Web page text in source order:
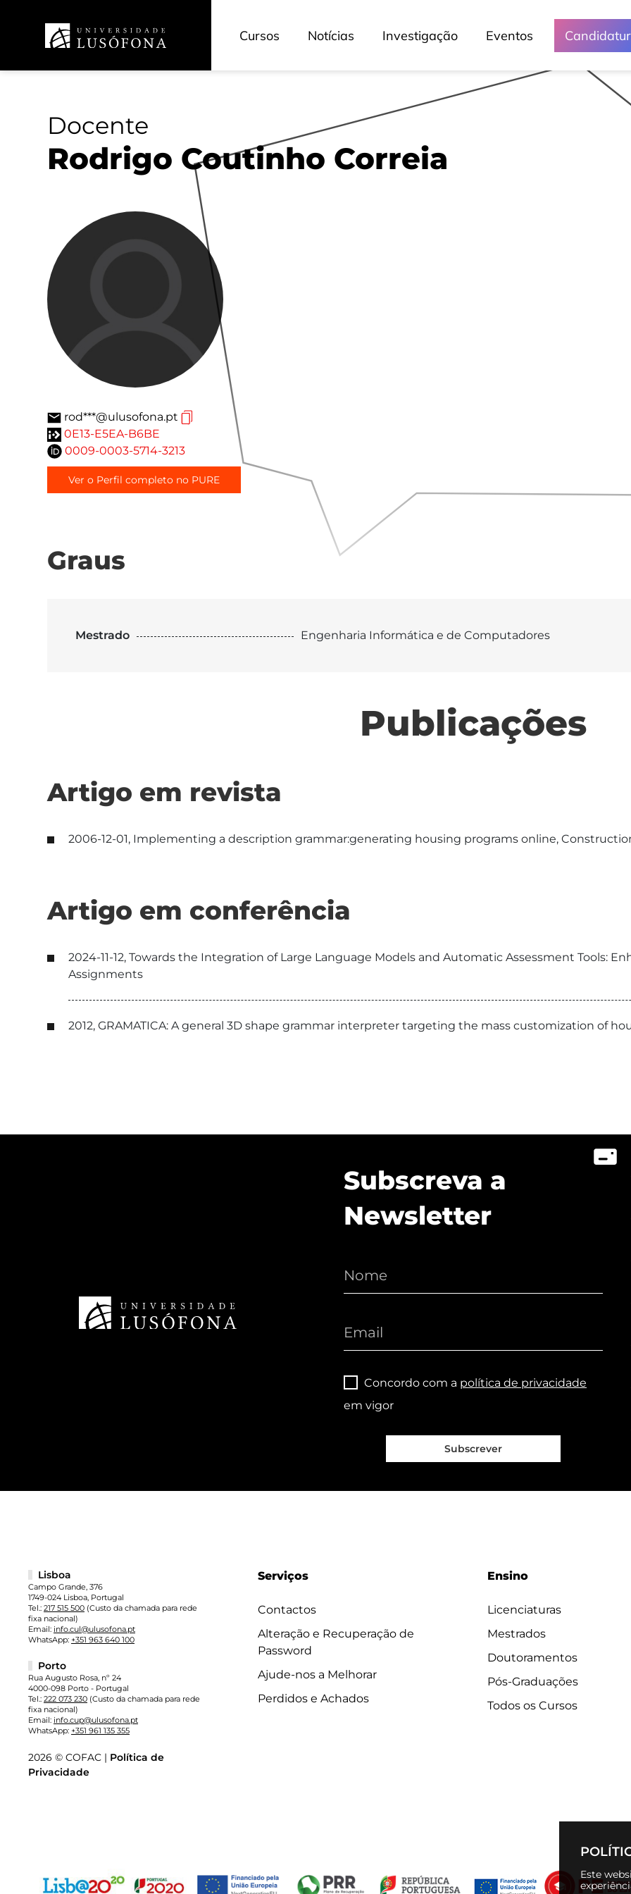
Cursos Notícias Investigação Eventos
Docente
Rodrigo Coutinho Correia
rod***@ulusofona.pt
0E13-E5EA-B6BE
0009-0003-5714-3213
Ver o Perfil completo no PURE
Graus
Mestrado Engenharia Informática e de Computadores
Publicações
Artigo em revista
2006-12-01, Implementing a description grammar:generating housing programs online,
Artigo em conferência
2024-11-12, Towards the Integration of Large Language Models and Automatic Assessment Tools:
Assignments
2012, GRAMATICA: A general 3D shape grammar interpreter targeting the mass customization of
Este
Subscreva a
Newsletter
Concordo com a política de privacidade
em vigor
Subscrever
Serviços
Contactos
Alteração e Recuperação de
Password
Ajude-nos a Melhorar
Perdidos e Achados
Ensino
Licenciaturas
Mestrados
Doutoramentos
Pós-Graduações
Todos os Cursos
Lisboa
Campo Grande, 376
1749-024 Lisboa, Portugal
Tel.: 217 515 500 (Custo da chamada para rede
fixa nacional)
Email: info.cul@ulusofona.pt
WhatsApp: +351 963 640 100
Porto
Rua Augusto Rosa, nº 24
4000-098 Porto - Portugal
Tel.: 222 073 230 (Custo da chamada para rede
fixa nacional)
Email: info.cup@ulusofona.pt
WhatsApp: +351 961 135 355
2026 © COFAC | Política de
Privacidade